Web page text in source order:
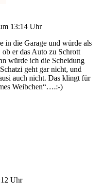
13:14 Uhr
in die Garage und würde als
ob er das Auto zu Schrott
würde ich die Scheidung
geht gar nicht, und
auch nicht. Das klingt für
Weibchen“….:-)
Uhr